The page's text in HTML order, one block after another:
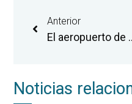
Anterior
El aeropuerto de Castellón traslada
Noticias